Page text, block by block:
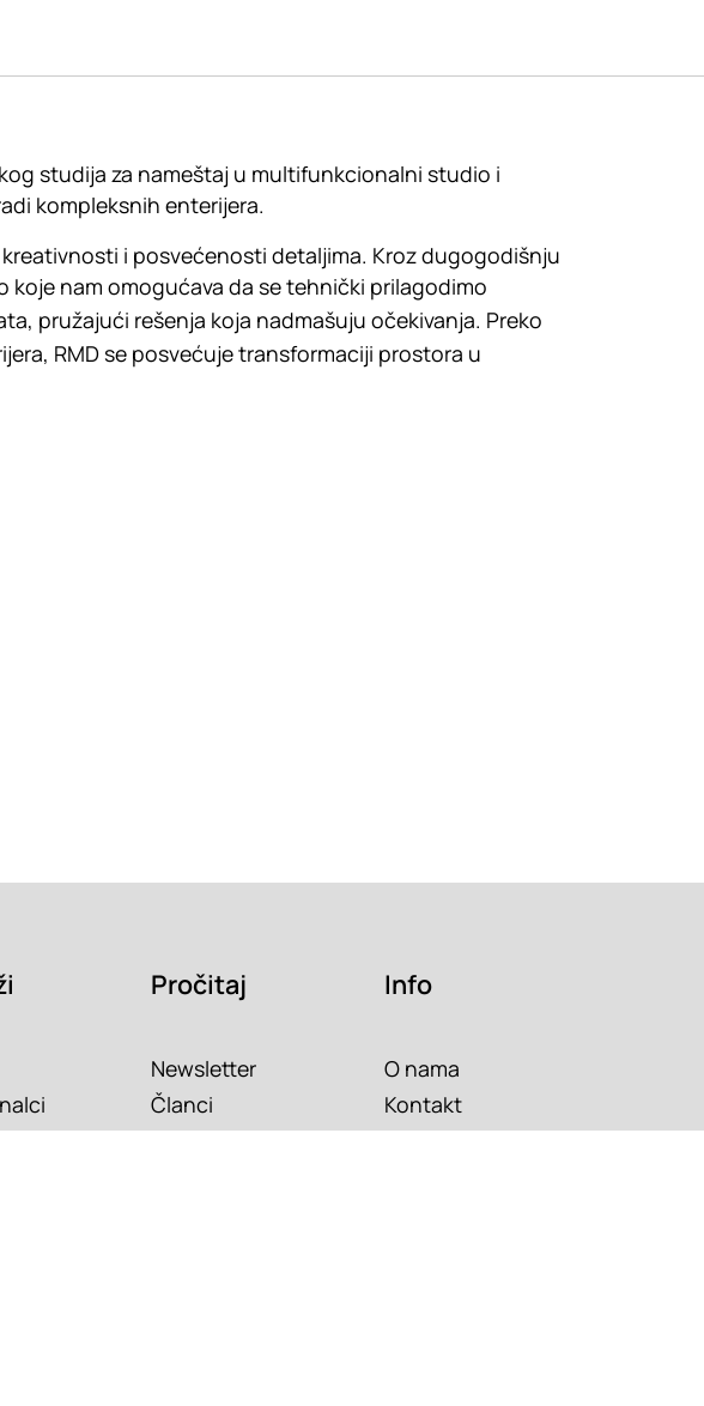
studija za nameštaj u multifunkcionalni studio i
kompleksnih enterijera.
i posvećenosti detaljima. Kroz dugogodišnju
nam omogućava da se tehnički prilagodimo
pružajući rešenja koja nadmašuju očekivanja. Preko
RMD se posvećuje transformaciji prostora u
Pročitaj
Newsletter
Članci
Info
O nama
Kontakt